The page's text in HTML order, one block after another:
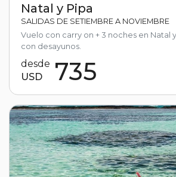
Natal y Pipa
SALIDAS DE SETIEMBRE A NOVIEMBRE
Vuelo con carry on + 3 noches en Natal
con desayunos.
desde
USD
735